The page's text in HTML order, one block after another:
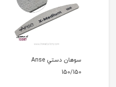
سوهان دستي Anse
150/150